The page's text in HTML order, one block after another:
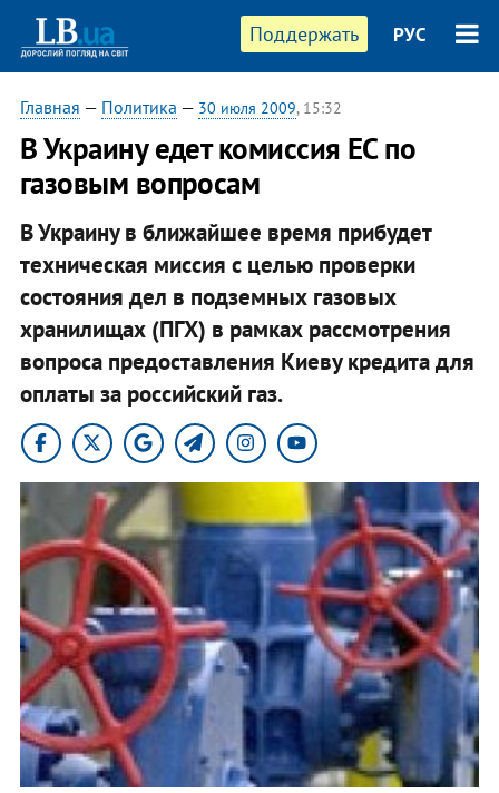
Поддержать РУС
Главная — Политика — 30 июля 2009, 15:32
В Украину едет комиссия ЕС по
газовым вопросам
В Украину в ближайшее время прибудет
техническая миссия с целью проверки
состояния дел в подземных газовых
хранилищах (ПГХ) в рамках рассмотрения
вопроса предоставления Киеву кредита для
оплаты за российский газ.